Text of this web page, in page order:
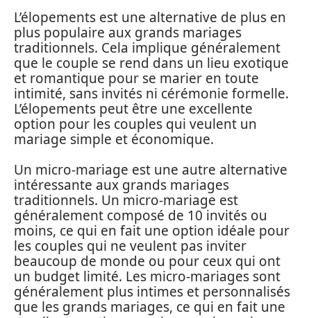
L’élopements est une alternative de plus en
plus populaire aux grands mariages
traditionnels. Cela implique généralement
que le couple se rend dans un lieu exotique
et romantique pour se marier en toute
intimité, sans invités ni cérémonie formelle.
L’élopements peut être une excellente
option pour les couples qui veulent un
mariage simple et économique.
Un micro-mariage est une autre alternative
intéressante aux grands mariages
traditionnels. Un micro-mariage est
généralement composé de 10 invités ou
moins, ce qui en fait une option idéale pour
les couples qui ne veulent pas inviter
beaucoup de monde ou pour ceux qui ont
un budget limité. Les micro-mariages sont
généralement plus intimes et personnalisés
que les grands mariages, ce qui en fait une